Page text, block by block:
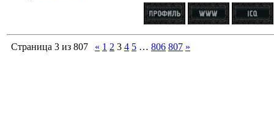
Страница 3 из 807 « 1 2 3 4 5 … 806 807 »